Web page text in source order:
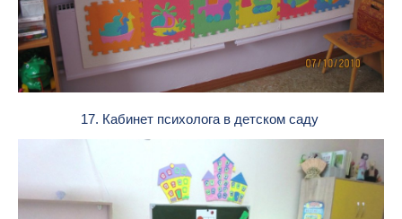
17. Кабинет психолога в детском саду